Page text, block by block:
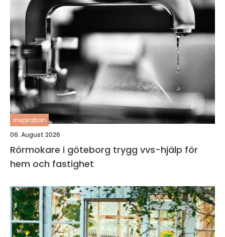
inspiration
06. August 2026
Rörmokare i göteborg trygg vvs-hjälp för
hem och fastighet